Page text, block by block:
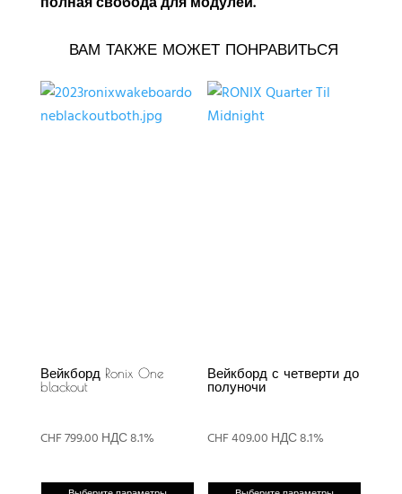
ВАМ ТАКЖЕ МОЖЕТ ПОНРАВИТЬСЯ
Вейкборд Ronix One
blackout
CHF799.00 НДС 8.1%
Этот
Вейкборд с четверти до
полуночи
CHF409.00 НДС 8.1%